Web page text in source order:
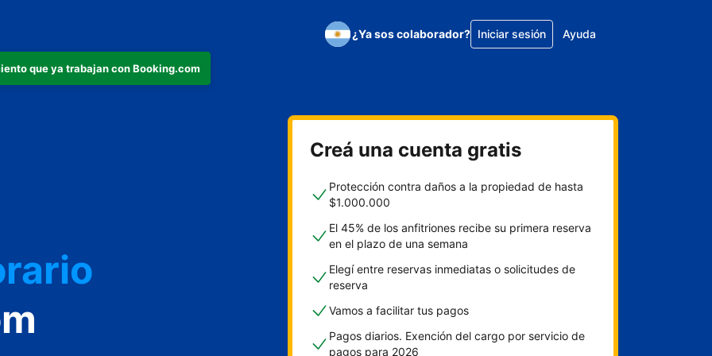
que ya trabajan con Booking.com
¿Ya sos colaborador? Iniciar sesión Ayuda
Creá una cuenta gratis
Protección contra daños a la propiedad de hasta
$1.000.000
El 45% de los anfitriones recibe su primera reserva
en el plazo de una semana
Elegí entre reservas inmediatas o solicitudes de
reserva
Vamos a facilitar tus pagos
Pagos diarios. Exención del cargo por servicio de
pagos para 2026